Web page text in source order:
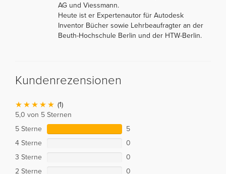
AG und Viessmann.
Heute ist er Expertenautor für Autodesk
Inventor Bücher sowie Lehrbeaufragter an der
Beuth-Hochschule Berlin und der HTW-Berlin.
Kundenrezensionen
(1)
5,0 von 5 Sternen
5 Sterne
5
4 Sterne
0
3 Sterne
0
2 Sterne
0